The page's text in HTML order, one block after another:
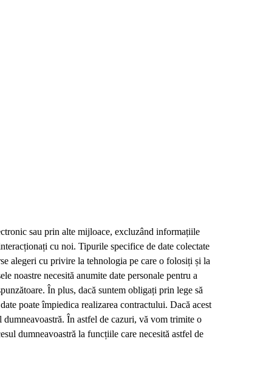
sau prin alte mijloace, excluzând informațiile
cu noi. Tipurile specifice de date colectate
alegeri cu privire la tehnologia pe care o folosiți și la
noastre necesită anumite date personale pentru a
În plus, dacă suntem obligați prin lege să
poate împiedica realizarea contractului. Dacă acest
dumneavoastră. În astfel de cazuri, vă vom trimite o
dumneavoastră la funcțiile care necesită astfel de